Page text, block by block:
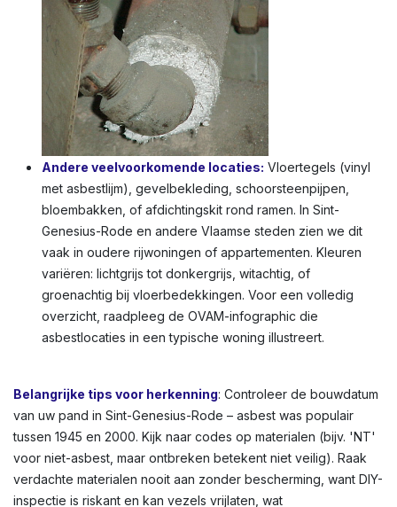
Andere veelvoorkomende locaties: Vloertegels (vinyl
met asbestlijm), gevelbekleding, schoorsteenpijpen,
bloembakken, of afdichtingskit rond ramen. In Sint-
Genesius-Rode en andere Vlaamse steden zien we dit
vaak in oudere rijwoningen of appartementen. Kleuren
variëren: lichtgrijs tot donkergrijs, witachtig, of
groenachtig bij vloerbedekkingen. Voor een volledig
overzicht, raadpleeg de OVAM-infographic die
asbestlocaties in een typische woning illustreert.
Belangrijke tips voor herkenning: Controleer de bouwdatum
van uw pand in Sint-Genesius-Rode – asbest was populair
tussen 1945 en 2000. Kijk naar codes op materialen (bijv. 'NT'
voor niet-asbest, maar ontbreken betekent niet veilig). Raak
verdachte materialen nooit aan zonder bescherming, want DIY-
inspectie is riskant en kan vezels vrijlaten, wat